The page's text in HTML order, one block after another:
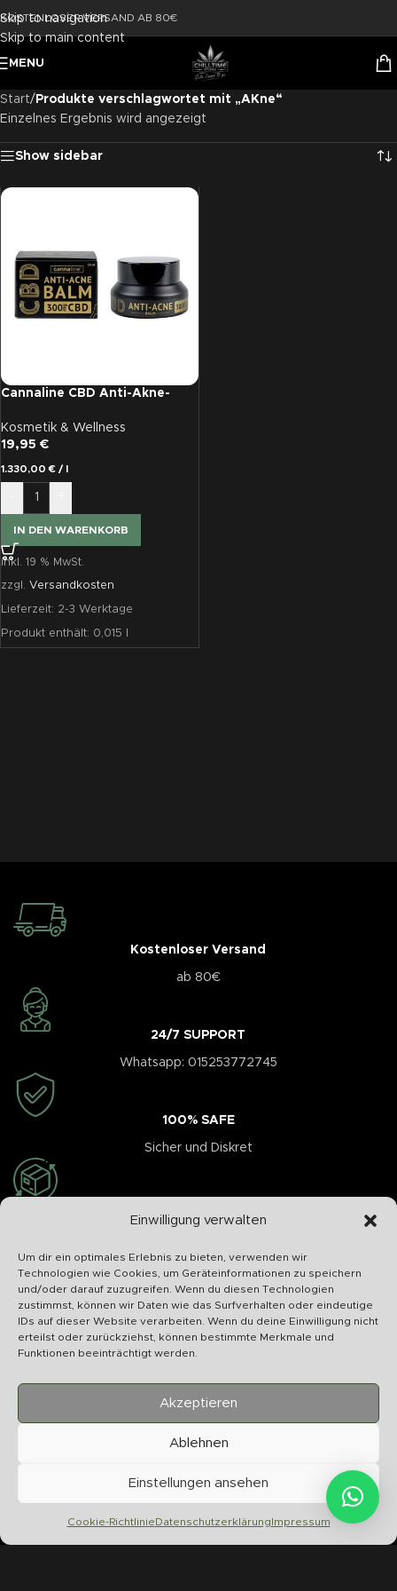
Einwilligung verwalten
Um dir ein optimales Erlebnis zu bieten, verwenden wir
Technologien wie Cookies, um Geräteinformationen zu speichern
und/oder darauf zuzugreifen. Wenn du diesen Technologien
zustimmst, können wir Daten wie das Surfverhalten oder eindeutige
IDs auf dieser Website verarbeiten. Wenn du deine Einwilligung nicht
erteilst oder zurückziehst, können bestimmte Merkmale und
Funktionen beeinträchtigt werden.
Akzeptieren
Ablehnen
Einstellungen ansehen
Cookie-RichtlinieDatenschutzerklärungImpressum
Skip to navigation
Skip to main content
KOSTENLOSER VERSAND AB 80€
MENU
Start/ Produkte verschlagwortet mit „AKne“
Einzelnes Ergebnis wird angezeigt
Show sidebar
Cannaline CBD Anti-Akne-
Kosmetik & Wellness
19,95 €
1.330,00€ /
IN DEN WARENKORB
inkl. 19 % MwSt.
zzgl. Versandkosten
Lieferzeit: 2-3 Werktage
Produkt enthält: 0,015
Kostenloser Versand
ab 80€
24/7 SUPPORT
Whatsapp: 015253772745
100% SAFE
Sicher und Diskret
07331 4577974
Info@chilltime.de
Bahnhofstr. 19 73312 Geislingen